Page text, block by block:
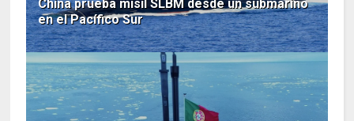
China prueba misil SLBM desde un submarino
en el Pacífico Sur